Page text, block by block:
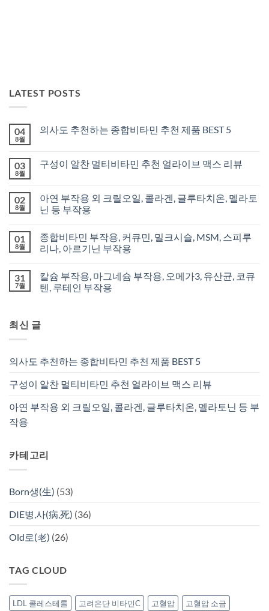
LATEST POSTS
04
8월
의사도 추천하는 종합비타민 추천 제품 BEST 5
03
8월
구성이 알찬 멀티비타민 추천 얼라이브 맥스 리뷰
02
8월
아연 부작용 외 크릴오일, 콜라겐, 글루타치온, 멜라토
닌 등 부작용
01
8월
종합비타민 부작용, 커큐민, 밀크시슬, MSM, 스피루
리나, 아르기닌 부작용
31
7월
칼슘 부작용, 마그네슘 부작용, 오메가3, 유산균, 코큐
텐, 루테인 부작용
최신 글
의사도 추천하는 종합비타민 추천 제품 BEST 5
구성이 알찬 멀티비타민 추천 얼라이브 맥스 리뷰
아연 부작용 외 크릴오일, 콜라겐, 글루타치온, 멜라토닌 등 부
작용
카테고리
Born생(生) (53)
DIE병,사(病,死) (36)
Old로(老) (26)
TAG CLOUD
LDL 콜레스테롤 고려은단 비타민C 고혈압 고혈압 소금